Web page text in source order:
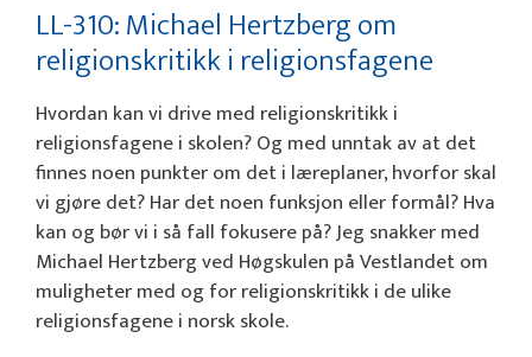
LL-310: Michael Hertzberg om
religionskritikk i religionsfagene
Hvordan kan vi drive med religionskritikk i
religionsfagene i skolen? Og med unntak av at det
finnes noen punkter om det i læreplaner, hvorfor skal
vi gjøre det? Har det noen funksjon eller formål? Hva
kan og bør vi i så fall fokusere på? Jeg snakker med
Michael Hertzberg ved Høgskulen på Vestlandet om
muligheter med og for religionskritikk i de ulike
religionsfagene i norsk skole.